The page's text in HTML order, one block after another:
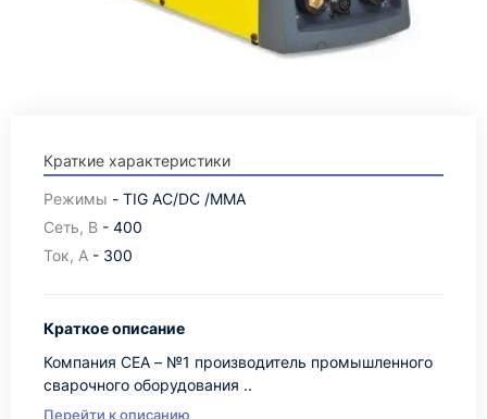
Краткие характеристики
Режимы - TIG AC/DC /MMA
Сеть, В - 400
Ток, А - 300
Краткое описание
Компания СЕА – №1 производитель промышленного
сварочного оборудования ..
Перейти к описанию